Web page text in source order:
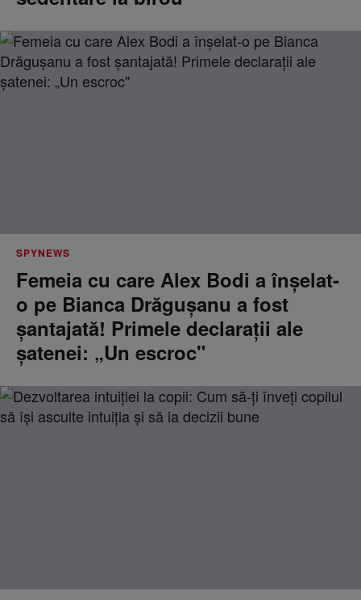
SPYNEWS
Femeia cu care Alex Bodi a înșelat-
o pe Bianca Drăgușanu a fost
șantajată! Primele declarații ale
șatenei: „Un escroc"